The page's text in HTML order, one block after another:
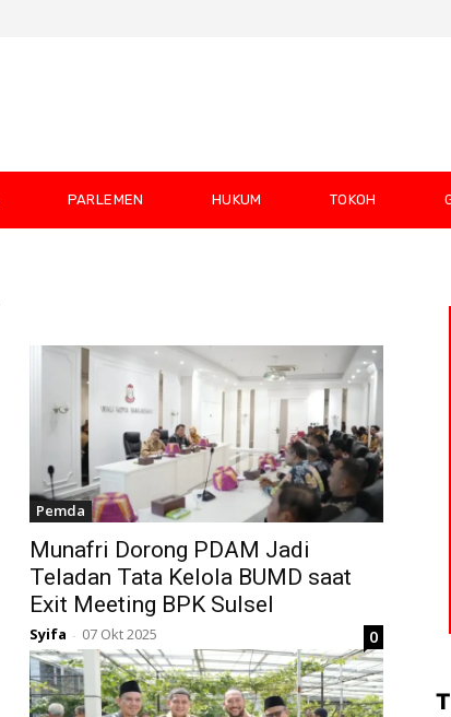
PARLEMEN HUKUM TOKOH
Pemda
Munafri Dorong PDAM Jadi
Teladan Tata Kelola BUMD saat
Exit Meeting BPK Sulsel
Syifa - 07 Okt 2025 0